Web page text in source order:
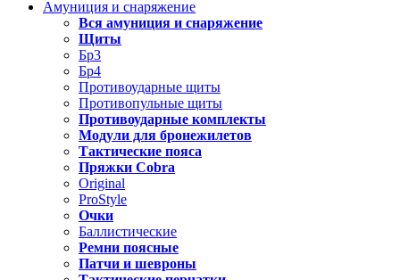
Амуниция и снаряжение
Вся амуниция и снаряжение
Щиты
Бр3
Бр4
Противоударные щиты
Противопульные щиты
Противоударные комплекты
Модули для бронежилетов
Тактические пояса
Пряжки Cobra
Original
ProStyle
Очки
Баллистические
Ремни поясные
Патчи и шевроны